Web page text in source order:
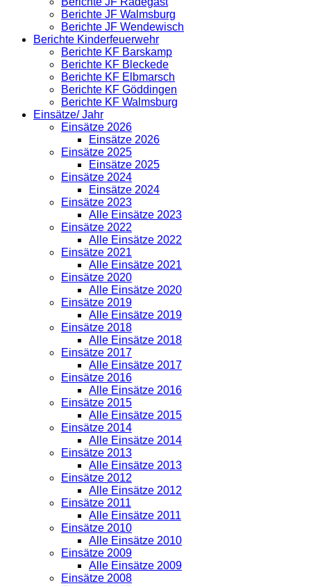
Berichte JF Walmsburg
Berichte JF Wendewisch
Berichte Kinderfeuerwehr
Berichte KF Barskamp
Berichte KF Bleckede
Berichte KF Elbmarsch
Berichte KF Göddingen
Berichte KF Walmsburg
Einsätze/ Jahr
Einsätze 2026
Einsätze 2026
Einsätze 2025
Einsätze 2025
Einsätze 2024
Einsätze 2024
Einsätze 2023
Alle Einsätze 2023
Einsätze 2022
Alle Einsätze 2022
Einsätze 2021
Alle Einsätze 2021
Einsätze 2020
Alle Einsätze 2020
Einsätze 2019
Alle Einsätze 2019
Einsätze 2018
Alle Einsätze 2018
Einsätze 2017
Alle Einsätze 2017
Einsätze 2016
Alle Einsätze 2016
Einsätze 2015
Alle Einsätze 2015
Einsätze 2014
Alle Einsätze 2014
Einsätze 2013
Alle Einsätze 2013
Einsätze 2012
Alle Einsätze 2012
Einsätze 2011
Alle Einsätze 2011
Einsätze 2010
Alle Einsätze 2010
Einsätze 2009
Alle Einsätze 2009
Einsätze 2008